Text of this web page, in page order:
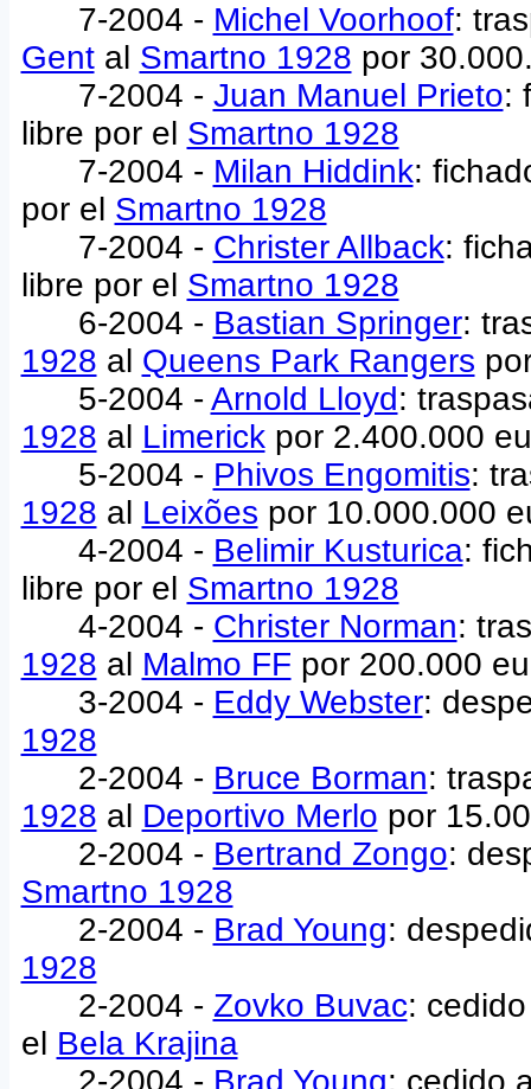
7-2004 - Michel Voorhoof:
Gental Smartno 1928 por
7-2004 - Juan Manuel Prieto:
libre por el Smartno 1928
7-2004 - Milan Hiddink:
por el Smartno 1928
7-2004 - Christer Allback:
libre por el Smartno 1928
6-2004 - Bastian Springer:
1928 al Queens Park Rangers
5-2004 - Arnold Lloyd:
1928 al Limerickpor 2.400.000 eu
5-2004 - Phivos Engomitis:
1928 al Leixões por 10.000.000
4-2004 - Belimir Kusturica:
libre por el Smartno 1928
4-2004 - Christer Norman:
1928 al Malmo FF por 200.000 eu
3-2004 - Eddy Webster:
1928
2-2004 - Bruce Borman:
1928 al Deportivo Merlo por
2-2004 - Bertrand Zongo:
Smartno 1928
2-2004 - Brad Young:
1928
2-2004 - Zovko Buvac:
el Bela Krajina
2-2004 - Brad Young: cedido